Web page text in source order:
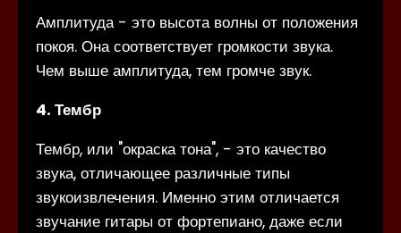
Амплитуда - это высота волны от положения
покоя. Она соответствует громкости звука.
Чем выше амплитуда, тем громче звук.
4. Тембр
Тембр, или "окраска тона", - это качество
звука, отличающее различные типы
звукоизвлечения. Именно этим отличается
звучание гитары от фортепиано, даже если